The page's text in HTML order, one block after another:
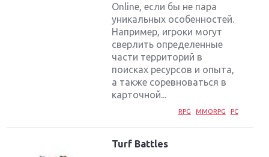
Online, если бы не пара
уникальных особенностей.
Например, игроки могут
сверлить определенные
части территорий в
поисках ресурсов и опыта,
а также соревноваться в
карточной...
RPG MMORPG PC
Turf Battles